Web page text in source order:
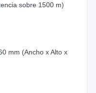
sobre 1500 m)
mm (Ancho x Alto x